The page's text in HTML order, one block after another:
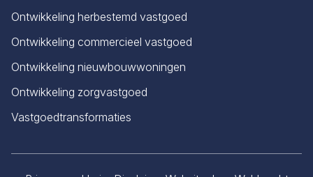
Ontwikkeling herbestemd vastgoed
Ontwikkeling commercieel vastgoed
Ontwikkeling nieuwbouwwoningen
Ontwikkeling zorgvastgoed
Vastgoedtransformaties